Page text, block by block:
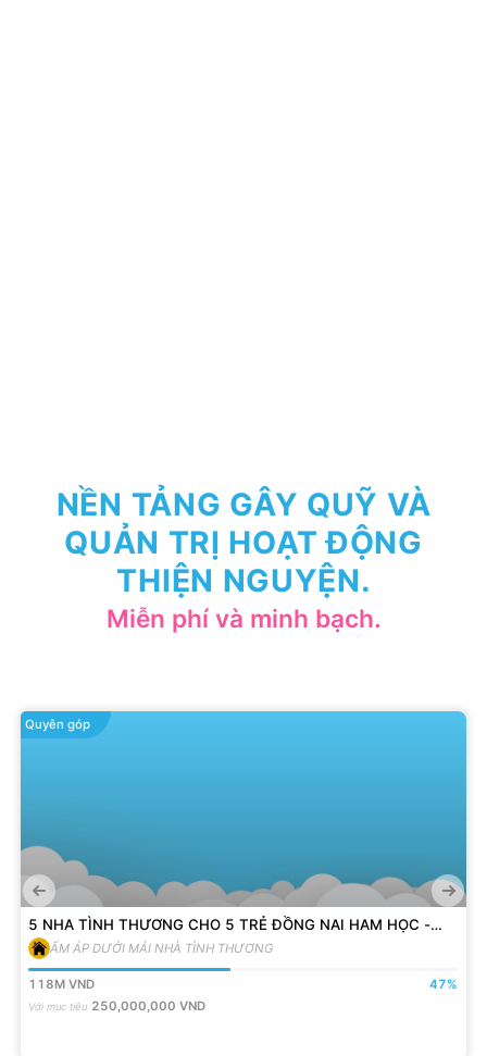
NỀN TẢNG GÂY QUỸ VÀ
QUẢN TRỊ HOẠT ĐỘNG
THIỆN NGUYỆN.
Miễn phí và minh bạch.
Quyên góp
5 NHA TÌNH THƯƠNG CHO 5 TRẺ ĐỒNG NAI HAM HỌC -
VƯỢT KHÓ
ẤM ÁP DƯỚI MÁI NHÀ TÌNH THƯƠNG
118M VND 47%
Với mục tiêu 250,000,000 VND